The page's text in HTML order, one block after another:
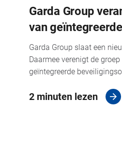
Garda Group
van
Garda Group slaat een
Daarmee verenigt de
geïntegreerde
2 minuten lezen